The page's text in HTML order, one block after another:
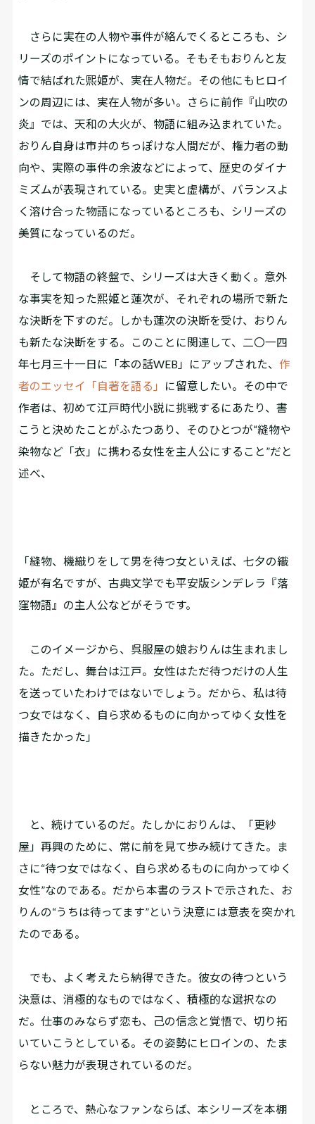
さらに実在の人物や事件が絡んでくるところも、シ
リーズのポイントになっている。そもそもおりんと友
情で結ばれた熙姫が、実在人物だ。その他にもヒロイ
ンの周辺には、実在人物が多い。さらに前作『山吹の
炎』では、天和の大火が、物語に組み込まれていた。
おりん自身は市井のちっぽけな人間だが、権力者の動
向や、実際の事件の余波などによって、歴史のダイナ
ミズムが表現されている。史実と虚構が、バランスよ
く溶け合った物語になっているところも、シリーズの
美質になっているのだ。
そして物語の終盤で、シリーズは大きく動く。意外
な事実を知った熙姫と蓮次が、それぞれの場所で新た
な決断を下すのだ。しかも蓮次の決断を受け、おりん
も新たな決断をする。このことに関連して、二〇一四
年七月三十一日に「本の話WEB」にアップされた、作
者のエッセイ「自著を語る」 に留意したい。その中で
作者は、初めて江戸時代小説に挑戦するにあたり、書
こうと決めたことがふたつあり、そのひとつが“縫物や
染物など「衣」に携わる女性を主人公にすること”だと
述べ、
「縫物、機織りをして男を待つ女といえば、七夕の織
姫が有名ですが、古典文学でも平安版シンデレラ『落
窪物語』の主人公などがそうです。
このイメージから、呉服屋の娘おりんは生まれまし
た。ただし、舞台は江戸。女性はただ待つだけの人生
を送っていたわけではないでしょう。だから、私は待
つ女ではなく、自ら求めるものに向かってゆく女性を
描きたかった」
と、続けているのだ。たしかにおりんは、「更紗
屋」再興のために、常に前を見て歩み続けてきた。ま
さに“待つ女ではなく、自ら求めるものに向かってゆく
女性”なのである。だから本書のラストで示された、お
りんの“うちは待ってます”という決意には意表を突かれ
たのである。
でも、よく考えたら納得できた。彼女の待つという
決意は、消極的なものではなく、積極的な選択なの
だ。仕事のみならず恋も、己の信念と覚悟で、切り拓
いていこうとしている。その姿勢にヒロインの、たま
らない魅力が表現されているのだ。
ところで、熱心なファンならば、本シリーズを本棚